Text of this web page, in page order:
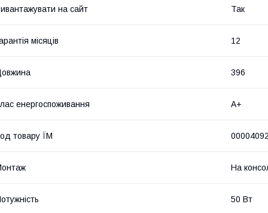
на сайт Так
місяців 12
396
енергоспоживання A+
товару ЇМ
На
50 Вт